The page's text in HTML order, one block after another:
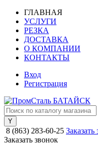
ГЛАВНАЯ
УСЛУГИ
РЕЗКА
ДОСТАВКА
О КОМПАНИИ
КОНТАКТЫ
Вход
Регистрация
8 (863) 283-60-25 Заказать
Заказать звонок